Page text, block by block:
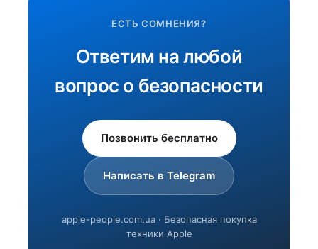
ЕСТЬ СОМНЕНИЯ?
Ответим на любой
вопрос о безопасности
Позвонить бесплатно
Написать в Telegram
apple-people.com.ua · Безопасная покупка
техники Apple